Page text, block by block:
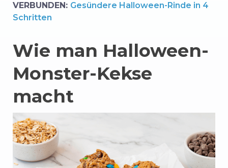
VERBUNDEN: Gesündere Halloween-Rinde in 4
Schritten
Wie man Halloween-
Monster-Kekse
macht